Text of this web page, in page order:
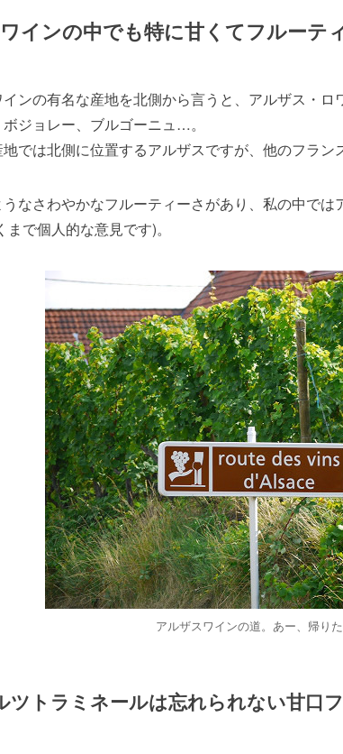
インの中でも特に甘くてフルーテ
ンの有名な産地を北側から言うと、アルザス・
ジョレー、ブルゴーニュ…。
では北側に位置するアルザスですが、他のフラン
うなさわやかなフルーティーさがあり、私の中で
まで個人的な意見です)。
アルザスワインの道。あー、帰り
ツトラミネールは忘れられない甘口